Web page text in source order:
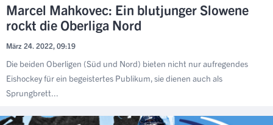
Marcel Mahkovec: Ein blutjunger Slowene
rockt die Oberliga Nord
März 24. 2022, 09:19
Die beiden Oberligen (Süd und Nord) bieten nicht nur aufregendes
Eishockey für ein begeistertes Publikum, sie dienen auch als
Sprungbrett...